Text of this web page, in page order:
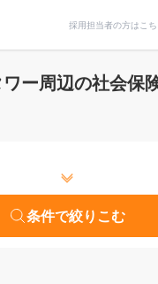
採用担当者の方はこち
ー周辺の社会保
条件で絞りこむ